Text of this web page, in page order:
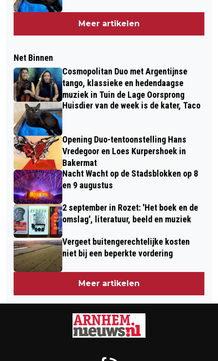
Meer artikelen
Net Binnen
Cosmopolitan Duo met Argentijnse
tango, klassieke en hedendaagse
muziek in Tuin de Lage Oorsprong
Huisdier van de week is de kater, Taco
Opening Duo-tentoonstelling Hans
Vredegoor en Loes Kurpershoek in
Bakermat
Nacht Wacht op de Stadsblokken op 8
en 9 augustus
2 september in Rozet: 'Het boek en de
omslag', literatuur, beeld en muziek
Vergeet buitengerechtelijke kosten
niet bij een beperkte vordering
Meer artikelen